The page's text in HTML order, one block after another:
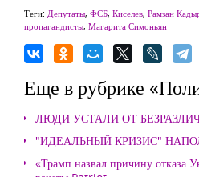
Теги: Депутаты, ФСБ, Киселев, Рамзан
пропагандисты, Магарита Симоньян
Еще в рубрике
ЛЮДИ УСТАЛИ ОТ
"ИДЕАЛЬНЫЙ КРИЗИС"
«Трамп назвал причину отказа